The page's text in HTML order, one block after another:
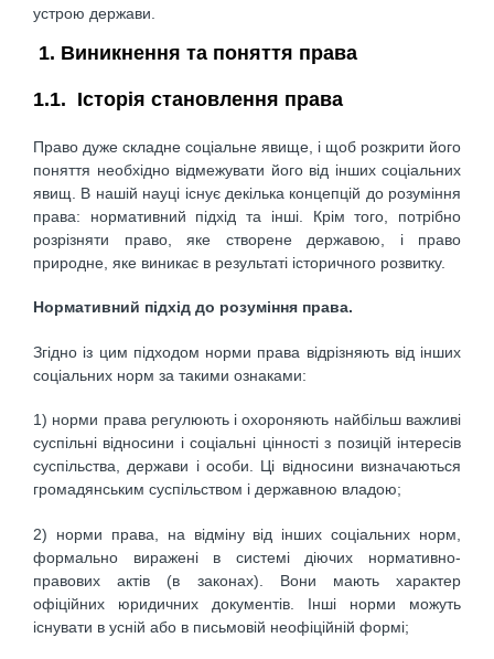
устрою держави.
1. Виникнення та поняття права
1.1. Історія становлення права
Право дуже складне соціальне явище, і щоб розкрити його
поняття необхідно відмежувати його від інших соціальних
явищ. В нашій науці існує декілька концепцій до розуміння
права: нормативний підхід та інші. Крім того, потрібно
розрізняти право, яке створене державою, і право
природне, яке виникає в результаті історичного розвитку.
Нормативний підхід до розуміння права.
Згідно із цим підходом норми права відрізняють від інших
соціальних норм за такими ознаками:
1) норми права регулюють і охороняють найбільш важливі
суспільні відносини і соціальні цінності з позицій інтересів
суспільства, держави і особи. Ці відносини визначаються
громадянським суспільством і державною владою;
2) норми права, на відміну від інших соціальних норм,
формально виражені в системі діючих нормативно-
правових актів (в законах). Вони мають характер
офіційних юридичних документів. Інші норми можуть
існувати в усній або в письмовій неофіційній формі;